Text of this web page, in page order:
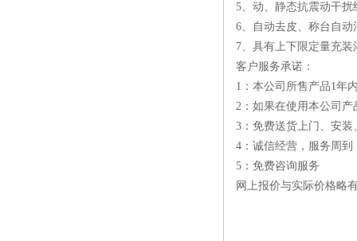
5、动、静态抗震动干扰
6、自动去皮、称台自动
7、具有上下限定量充装
客户服务承诺：
1：本公司所售产品1年
2：如果在使用本公司
3：免费送货上门、安装
4：诚信经营，服务周到
5：免费咨询服务
网上报价与实际价格略